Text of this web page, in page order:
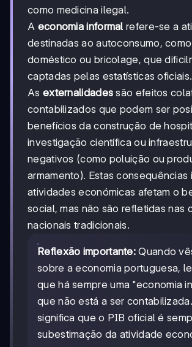
como medicina ilegal.
A economia informal refere-se a
destinadas ao autoconsumo,
doméstico ou bricolage, que
captadas pelas estatísticas oficiais.
As externalidades são efeitos
contabilizados que podem ser
benefícios da construção de
investigação científica ou
negativos (como poluição ou
armamento). Estas consequências
atividades económicas afetam o
social, mas não são refletidas nas
nacionais tradicionais.
Reflexão importante: Quando
sobre a economia portuguesa,
que há sempre uma "economia
que não está a ser
significa que o PIB oficial é
subestimação da atividade